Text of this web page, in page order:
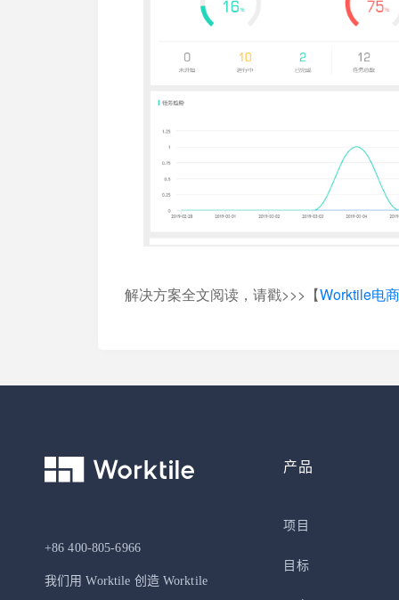
解决方案全文阅读，请戳>>>【Worktile电
+86 400-805-6966
我们用 Worktile 创造 Worktile
产品
项目
目标